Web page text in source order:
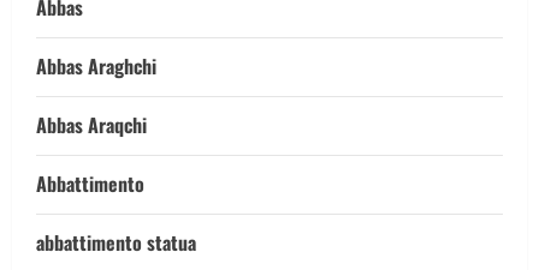
Abbas
Abbas Araghchi
Abbas Araqchi
Abbattimento
abbattimento statua